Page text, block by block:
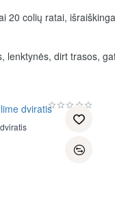
20 colių ratai,
lenktynės, dirt trasos,